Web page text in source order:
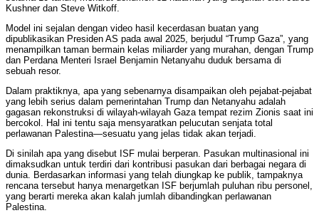
Kushner dan Steve Witkoff.
Model ini sejalan dengan video hasil kecerdasan buatan yang
dipublikasikan Presiden AS pada awal 2025, berjudul “Trump Gaza”, yang
menampilkan taman bermain kelas miliarder yang murahan, dengan Trump
dan Perdana Menteri Israel Benjamin Netanyahu duduk bersama di
sebuah resor.
Dalam praktiknya, apa yang sebenarnya disampaikan oleh pejabat-pejabat
yang lebih serius dalam pemerintahan Trump dan Netanyahu adalah
gagasan rekonstruksi di wilayah-wilayah Gaza tempat rezim Zionis saat ini
bercokol. Hal ini tentu saja mensyaratkan pelucutan senjata total
perlawanan Palestina—sesuatu yang jelas tidak akan terjadi.
Di sinilah apa yang disebut ISF mulai berperan. Pasukan multinasional ini
dimaksudkan untuk terdiri dari kontribusi pasukan dari berbagai negara di
dunia. Berdasarkan informasi yang telah diungkap ke publik, tampaknya
rencana tersebut hanya menargetkan ISF berjumlah puluhan ribu personel,
yang berarti mereka akan kalah jumlah dibandingkan perlawanan
Palestina.